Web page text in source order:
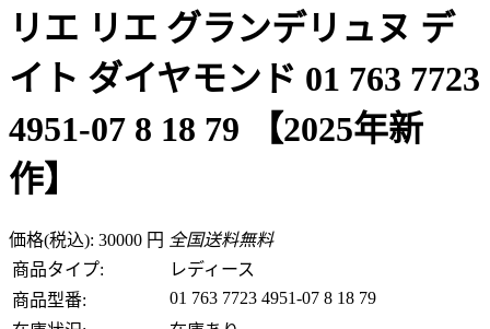
リエ リエ グランデリュヌ デ
イト ダイヤモンド 01 763 7723
4951-07 8 18 79 【2025年新
作】
価格(税込): 30000 円 全国送料無料
商品タイプ:
レディース
商品型番:
01 763 7723 4951-07 8 18 79